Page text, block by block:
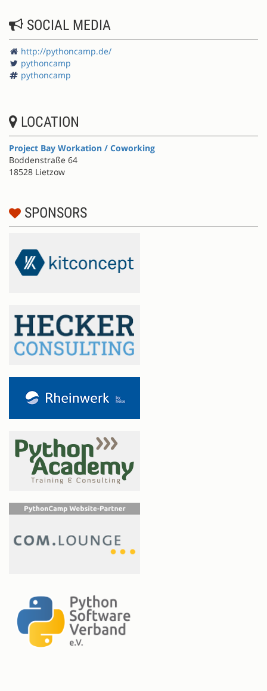
SOCIAL MEDIA
http://pythoncamp.de/
pythoncamp
pythoncamp
LOCATION
Project Bay Workation / Coworking
Boddenstraße 64
18528 Lietzow
SPONSORS